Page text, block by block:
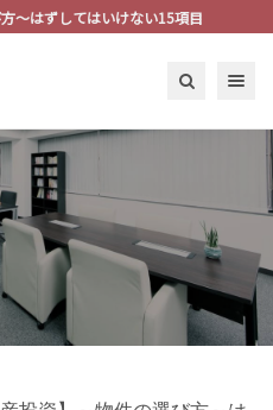
～はずしてはいけない15項目
Toggle